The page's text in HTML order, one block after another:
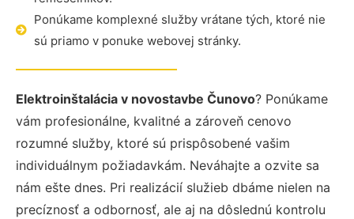
Ponúkame komplexné služby vrátane tých, ktoré nie
sú priamo v ponuke webovej stránky.
Elektroinštalácia v novostavbe Čunovo? Ponúkame
vám profesionálne, kvalitné a zároveň cenovo
rozumné služby, ktoré sú prispôsobené vašim
individuálnym požiadavkám. Neváhajte a ozvite sa
nám ešte dnes. Pri realizácií služieb dbáme nielen na
precíznosť a odbornosť, ale aj na dôslednú kontrolu